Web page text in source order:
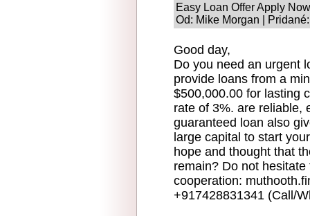
Easy Loan Offer Apply Now
Od: Mike Morgan |
Good day,
Do you need an urgent
provide loans from a
$500,000.00 for lasting
rate of 3%. are reliable,
guaranteed loan also
large capital to start
hope and thought that
remain? Do not
cooperation:
+917428831341 (Call/